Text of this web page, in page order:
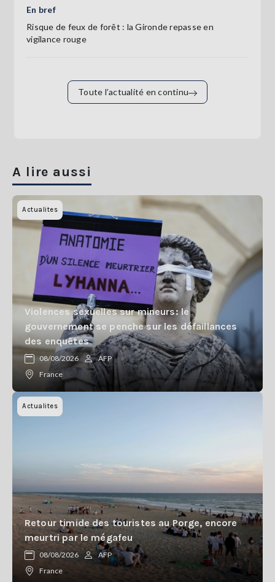
En bref
Risque de feux de forêt : la Gironde repasse en
vigilance rouge
Toute l’actualité en continu
A lire aussi
Actualites
Violences sexuelles sur mineurs: le
gouvernement se penche sur les défaillances
des enquêtes
08/08/2026
AFP
France
Actualites
Retour timide des touristes au Porge, encore
meurtri par le mégafeu
08/08/2026
AFP
France